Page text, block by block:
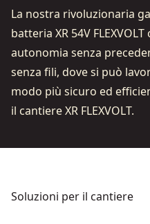
La nostra rivoluzionaria
batteria XR 54V
autonomia senza
senza fili, dove si può
modo più sicuro ed
il cantiere XR FLEXVOLT.
Soluzioni per il cantiere